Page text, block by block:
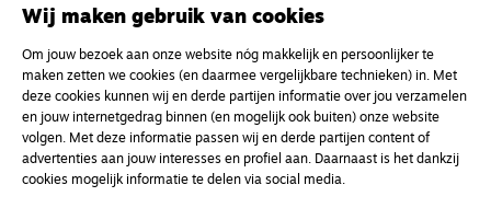
nieuwsbrief
uw e-mailadres
Wij maken gebruik van cookies
Om jouw bezoek aan onze website nóg makkelijk en persoonlijker te
maken zetten we cookies (en daarmee vergelijkbare technieken) in. Met
deze cookies kunnen wij en derde partijen informatie over jou verzamelen
en jouw internetgedrag binnen (en mogelijk ook buiten) onze website
volgen. Met deze informatie passen wij en derde partijen content of
advertenties aan jouw interesses en profiel aan. Daarnaast is het dankzij
cookies mogelijk informatie te delen via social media.